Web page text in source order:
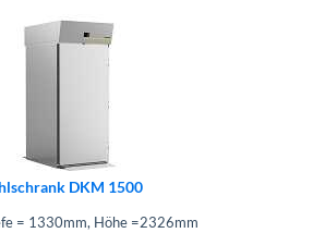
DKM 1500
= 1330mm, Höhe =2326mm